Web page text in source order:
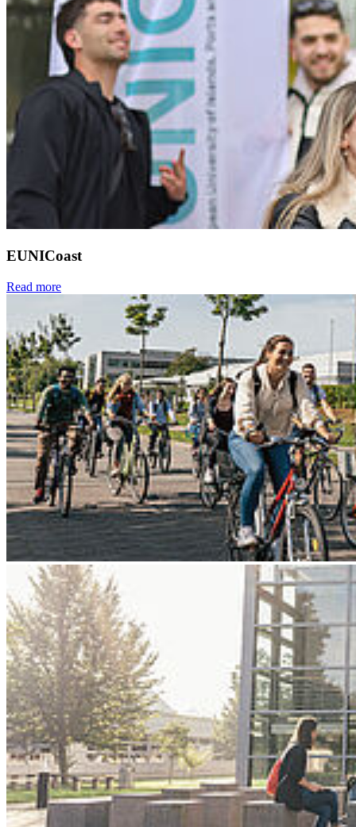
EUNICoast
Read more
Go to slide 1
Go to slide 2
Go to slide 3
Go to slide 4
Go to slide 5
Go to slide 6
Go to slide 7
Go to slide 8
Go to slide 9
Zurück
Erfolgreiche Enthüllung: Das ist der neue
TY25
06/25/2025
Das Baltic Racing Team erklärt, wie sich dieser dritte elektrisch
betriebene Rennwagen von den Vorgängern abhebt und was für ihn
in der nächsten Saison ansteht.